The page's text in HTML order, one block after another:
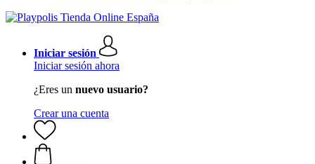
Iniciar sesión
Iniciar sesión ahora
¿Eres un nuevo usuario?
Crear una cuenta